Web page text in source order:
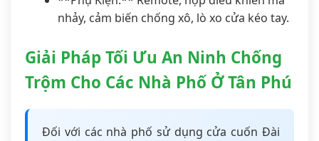
nhảy, cảm biến chống xô, lò xo cửa kéo tay.
Giải Pháp Tối Ưu An Ninh Chống
Trộm Cho Các Nhà Phố Ở Tân Phú
Đối với các nhà phố sử dụng cửa cuốn Đài